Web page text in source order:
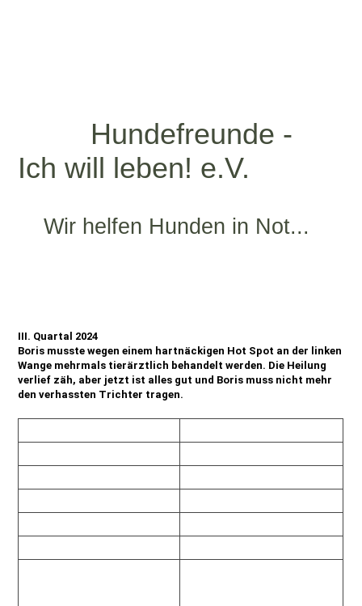
Hundefreunde -
Ich will leben! e.V.
Wir helfen Hunden in Not...
III. Quartal 2024
Boris musste wegen einem hartnäckigen Hot Spot an der linken
Wange mehrmals tierärztlich behandelt werden. Die Heilung
verlief zäh, aber jetzt ist alles gut und Boris muss nicht mehr
den verhassten Trichter tragen.